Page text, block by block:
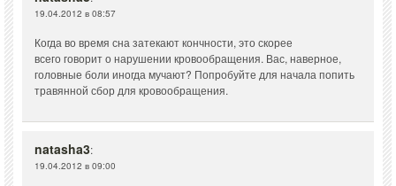
19.04.2012 в 08:57
Когда во время сна затекают кончности, это скорее
всего говорит о нарушении кровообращения. Вас, наверное,
головные боли иногда мучают? Попробуйте для начала попить
травянной сбор для кровообращения.
natasha3:
19.04.2012 в 09:00